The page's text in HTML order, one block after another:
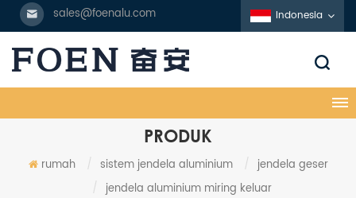
sales@foenalu.com Indonesia
PRODUK
rumah / sistem jendela aluminium /
jendela geser
/
jendela aluminium miring keluar